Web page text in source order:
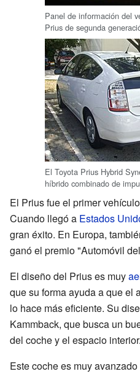
Panel de información del
Prius de segunda
El Toyota Prius Hybrid
híbrido combinado de
El Prius fue el primer
Cuando llegó a Estados
gran éxito. En Europa,
ganó el premio "Automóvil
El diseño del Prius es muy
que su forma ayuda a que el
lo hace más eficiente. Su
Kammback, que busca un
del coche y el espacio interior.
Este coche es muy